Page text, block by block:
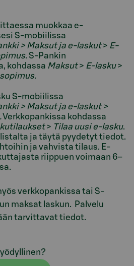
muokkaa e-
S-mobiilissa
> Maksut ja e-laskut> E-
. S-Pankin
kohdassa Maksut> E-lasku>
.
S-mobiilissa
> Maksut ja e-laskut >
Verkkopankissa kohdassa
> Tilaa uusi e-lasku.
ja täytä pyydetyt tiedot.
ja vahvista tilaus. E-
riippuen voimaan 6–
verkkopankissa tai S-
maksat laskun. Palvelu
tarvittavat tiedot.